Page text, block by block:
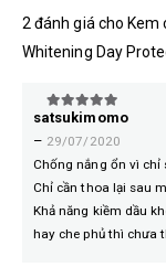
2 đánh giá cho Kem
Whitening Day
5trên 5
satsukimomo
– 29/07/2020
Chống nắng ổn vì chỉ
Chỉ cần thoa lại sau
Khả năng kiềm dầu
hay che phủ thì chưa